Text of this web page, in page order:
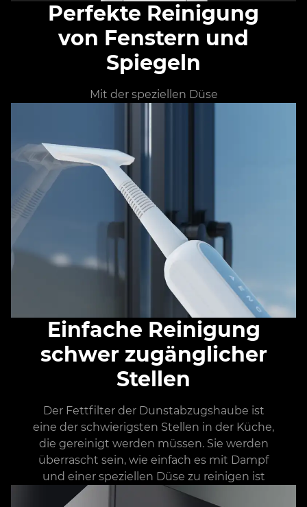
Perfekte Reinigung
von Fenstern und
Spiegeln
Mit der speziellen Düse
Einfache Reinigung
schwer zugänglicher
Stellen
Der Fettfilter der Dunstabzugshaube ist
eine der schwierigsten Stellen in der Küche,
die gereinigt werden müssen. Sie werden
überrascht sein, wie einfach es mit Dampf
und einer speziellen Düse zu reinigen ist